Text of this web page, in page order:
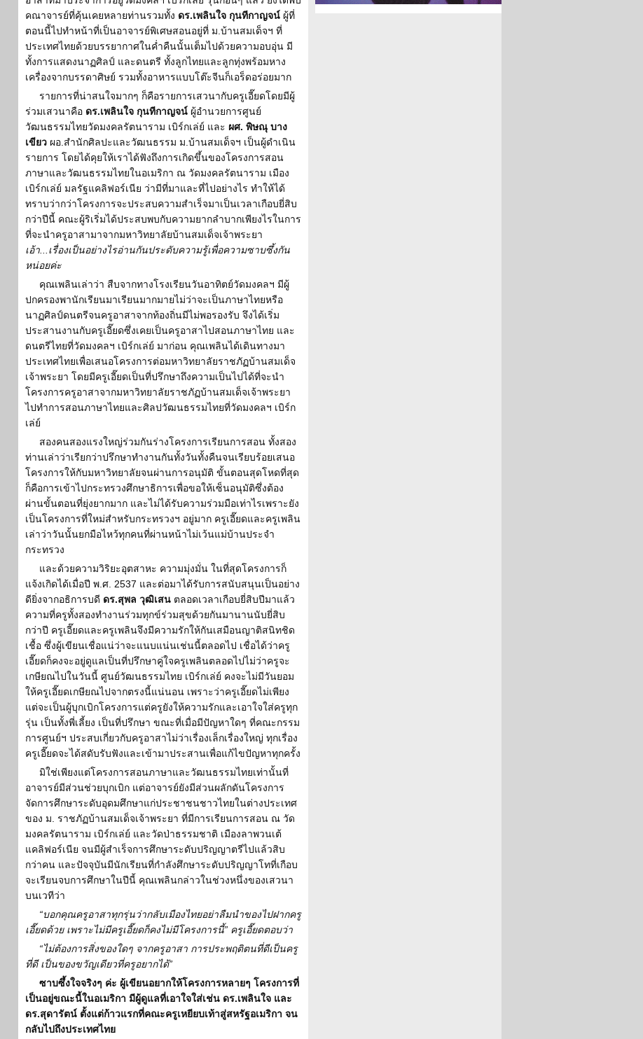
คณาจารย์ที่คุ้นเคยหลายท่านรวมทั้ง ดร.เพลินใจ กุนทีกาญจน์ ผู้ที่
ตอนนี้ไปทำหน้าที่เป็นอาจารย์พิเศษสอนอยู่ที่ ม.บ้านสมเด็จฯ ที่
ประเทศไทยด้วยบรรยากาศในค่ำคืนนั้นเต็มไปด้วยความอบอุ่น มี
ทั้งการแสดงนาฏศิลป์ และดนตรี ทั้งลูกไทยและลูกทุ่งพร้อมหาง
เครื่องจากบรรดาศิษย์ รวมทั้งอาหารแบบโต๊ะจีนก็เอร็ดอร่อยมาก
รายการที่น่าสนใจมากๆ ก็คือรายการเสวนากับครูเอี๊ยดโดยมีผู้
ร่วมเสวนาคือ ดร.เพลินใจ กุนทีกาญจน์ ผู้อำนวยการศูนย์
วัฒนธรรมไทยวัดมงคลรัตนาราม เบิร์กเล่ย์ และ ผศ. พิษณุ บาง
เขียว ผอ.สำนักศิลปะและวัฒนธรรม ม.บ้านสมเด็จฯ เป็นผู้ดำเนิน
รายการ โดยได้คุยให้เราได้ฟังถึงการเกิดขึ้นของโครงการสอน
ภาษาและวัฒนธรรมไทยในอเมริกา ณ วัดมงคลรัตนาราม เมือง
เบิร์กเล่ย์ มลรัฐแคลิฟอร์เนีย ว่ามีที่มาและที่ไปอย่างไร ทำให้ได้
ทราบว่ากว่าโครงการจะประสบความสำเร็จมาเป็นเวลาเกือบยี่สิบ
กว่าปีนี้ คณะผู้ริเริ่มได้ประสบพบกับความยากลำบากเพียงไรในการ
ที่จะนำครูอาสามาจากมหาวิทยาลัยบ้านสมเด็จเจ้าพระยา
เอ้า...เรื่องเป็นอย่างไรอ่านกันประดับความรู้เพื่อความซาบซึ้งกัน
หน่อยค่ะ
คุณเพลินเล่าว่า สืบจากทางโรงเรียนวันอาทิตย์วัดมงคลฯ มีผู้
ปกครองพานักเรียนมาเรียนมากมายไม่ว่าจะเป็นภาษาไทยหรือ
นาฏศิลป์ดนตรีจนครูอาสาจากท้องถิ่นมีไม่พอรองรับ จึงได้เริ่ม
ประสานงานกับครูเอี๊ยดซึ่งเคยเป็นครูอาสาไปสอนภาษาไทย และ
ดนตรีไทยที่วัดมงคลฯ เบิร์กเล่ย์ มาก่อน คุณเพลินได้เดินทางมา
ประเทศไทยเพื่อเสนอโครงการต่อมหาวิทยาลัยราชภัฏบ้านสมเด็จ
เจ้าพระยา โดยมีครูเอี๊ยดเป็นที่ปรึกษาถึงความเป็นไปได้ที่จะนำ
โครงการครูอาสาจากมหาวิทยาลัยราชภัฏบ้านสมเด็จเจ้าพระยา
ไปทำการสอนภาษาไทยและศิลปวัฒนธรรมไทยที่วัดมงคลฯ เบิร์ก
เล่ย์
สองคนสองแรงใหญ่ร่วมกันร่างโครงการเรียนการสอน ทั้งสอง
ท่านเล่าว่าเรียกว่าปรึกษาทำงานกันทั้งวันทั้งคืนจนเรียบร้อยเสนอ
โครงการให้กับมหาวิทยาลัยจนผ่านการอนุมัติ ขั้นตอนสุดโหดที่สุด
ก็คือการเข้าไปกระทรวงศึกษาธิการเพื่อขอให้เซ็นอนุมัติซึ่งต้อง
ผ่านขั้นตอนที่ยุ่งยากมาก และไม่ได้รับความร่วมมือเท่าไรเพราะยัง
เป็นโครงการที่ใหม่สำหรับกระทรวงฯ อยู่มาก ครูเอี๊ยดและครูเพลิน
เล่าว่าวันนั้นยกมือไหว้ทุกคนที่ผ่านหน้าไม่เว้นแม่บ้านประจำ
กระทรวง
และด้วยความวิริยะอุตสาหะ ความมุ่งมั่น ในที่สุดโครงการก็
แจ้งเกิดได้เมื่อปี พ.ศ. 2537 และต่อมาได้รับการสนับสนุนเป็นอย่าง
ดียิ่งจากอธิการบดี ดร.สุพล วุฒิเสน ตลอดเวลาเกือบยี่สิบปีมาแล้ว
ความที่ครูทั้งสองทำงานร่วมทุกข์ร่วมสุขด้วยกันมานานนับยี่สิบ
กว่าปี ครูเอี๊ยดและครูเพลินจึงมีความรักให้กันเสมือนญาติสนิทชิด
เชื้อ ซึ่งผู้เขียนเชื่อแน่ว่าจะแนบแน่นเช่นนี้ตลอดไป เชื่อได้ว่าครู
เอี๊ยดก็คงจะอยู่ดูแลเป็นที่ปรึกษาคู่ใจครูเพลินตลอดไปไม่ว่าครูจะ
เกษียณไปในวันนี้ ศูนย์วัฒนธรรมไทย เบิร์กเล่ย์ คงจะไม่มีวันยอม
ให้ครูเอี๊ยดเกษียณไปจากตรงนี้แน่นอน เพราะว่าครูเอี๊ยดไม่เพียง
แต่จะเป็นผู้บุกเบิกโครงการแต่ครูยังให้ความรักและเอาใจใส่ครูทุก
รุ่น เป็นทั้งพี่เลี้ยง เป็นที่ปรึกษา ขณะที่เมื่อมีปัญหาใดๆ ที่คณะกรรม
การศูนย์ฯ ประสบเกี่ยวกับครูอาสาไม่ว่าเรื่องเล็กเรื่องใหญ่ ทุกเรื่อง
ครูเอี๊ยดจะได้สดับรับฟังและเข้ามาประสานเพื่อแก้ไขปัญหาทุกครั้ง
มิใช่เพียงแต่โครงการสอนภาษาและวัฒนธรรมไทยเท่านั้นที่
อาจารย์มีส่วนช่วยบุกเบิก แต่อาจารย์ยังมีส่วนผลักดันโครงการ
จัดการศึกษาระดับอุดมศึกษาแก่ประชาชนชาวไทยในต่างประเทศ
ของ ม. ราชภัฏบ้านสมเด็จเจ้าพระยา ที่มีการเรียนการสอน ณ วัด
มงคลรัตนาราม เบิร์กเล่ย์ และวัดป่าธรรมชาติ เมืองลาพวนเต้
แคลิฟอร์เนีย จนมีผู้สำเร็จการศึกษาระดับปริญญาตรีไปแล้วสิบ
กว่าคน และปัจจุบันมีนักเรียนที่กำลังศึกษาระดับปริญญาโทที่เกือบ
จะเรียนจบการศึกษาในปีนี้ คุณเพลินกล่าวในช่วงหนึ่งของเสวนา
บนเวทีว่า
“บอกคุณครูอาสาทุกรุ่นว่ากลับเมืองไทยอย่าลืมนำของไปฝากครู
เอี๊ยดด้วย เพราะไม่มีครูเอี๊ยดก็คงไม่มีโครงการนี้” ครูเอี๊ยดตอบว่า
“ไม่ต้องการสิ่งของใดๆ จากครูอาสา การประพฤติตนที่ดีเป็นครู
ที่ดี เป็นของขวัญเดียวที่ครูอยากได้”
ซาบซึ้งใจจริงๆ ค่ะ ผู้เขียนอยากให้โครงการหลายๆ โครงการที่
เป็นอยู่ขณะนี้ในอเมริกา มีผู้ดูแลที่เอาใจใส่เช่น ดร.เพลินใจ และ
ดร.สุดารัตน์ ตั้งแต่ก้าวแรกที่คณะครูเหยียบเท้าสู่สหรัฐอเมริกา จน
กลับไปถึงประเทศไทย